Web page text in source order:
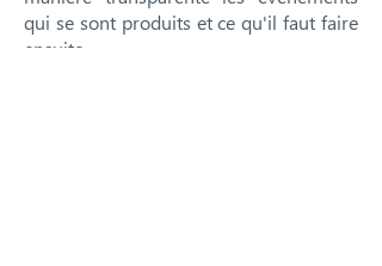
qui se sont produits et ce qu'il faut faire
ensuite.